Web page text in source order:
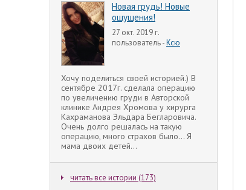
Новая грудь! Новые
ощущения!
27 окт. 2019 г.
пользователь -Ксю
Хочу поделиться своей историей.) В
сентябре 2017г. сделала операцию
по увеличению груди в Авторской
клинике Андрея Хромова у хирурга
Кахраманова Эльдара Бегларовича.
Очень долго решалась на такую
операцию, много страхов было... Я
мама двоих детей...
читать все истории (173)